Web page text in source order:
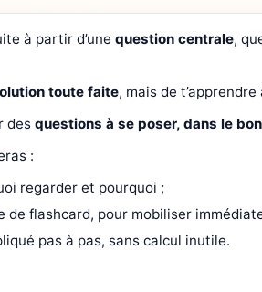
à partir d’une question centrale,
toute faite, mais de t’apprendre
des questions à se poser, dans le
:
regarder et pourquoi ;
de flashcard, pour mobiliser
pas à pas, sans calcul inutile.